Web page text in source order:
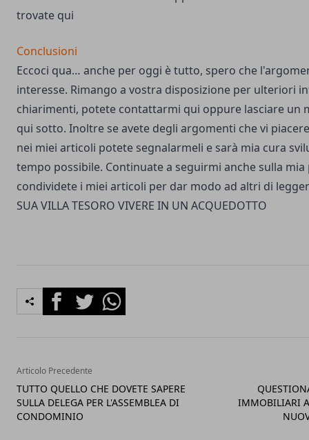
trovate qui
Conclusioni
Eccoci qua… anche per oggi è tutto, spero che
interesse. Rimango a vostra disposizione per ulteriori
chiarimenti, potete contattarmi qui oppure lasciare un
qui sotto. Inoltre se avete degli argomenti che vi
nei miei articoli potete segnalarmeli e sarà mia cura
tempo possibile. Continuate a seguirmi anche sulla mia
condividete i miei articoli per dar modo ad altri di
SUA VILLA TESORO VIVERE IN UN ACQUEDOTTO
FacebookTwitterWhatsapp
Articolo Precedente
TUTTO QUELLO CHE DOVETE SAPERE
SULLA DELEGA PER L'ASSEMBLEA DI
CONDOMINIO
IMMOBILIARI